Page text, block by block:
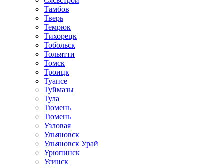
Тамбов
Тверь
Темрюк
Тихорецк
Тобольск
Тольятти
Томск
Троицк
Туапсе
Туймазы
Тула
Тюмень
Тюмень
Узловая
Ульяновск
Ульяновск Урай
Урюпинск
Усинск